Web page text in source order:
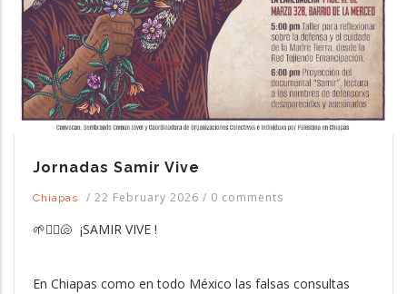
Jornadas Samir Vive
Chiapas / 22 February 2026 / 0 comments
🌱✊🏾🐚 ¡SAMIR VIVE !
En Chiapas como en todo México las falsas consultas